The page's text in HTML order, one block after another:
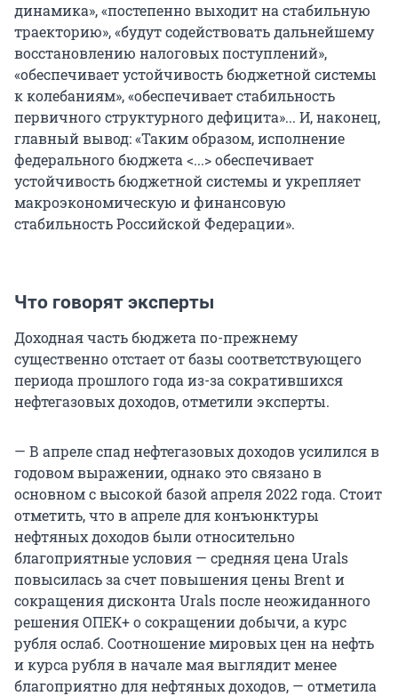
динамика», «постепенно выходит на стабильную
траекторию», «будут содействовать дальнейшему
восстановлению налоговых поступлений»,
«обеспечивает устойчивость бюджетной системы
к колебаниям», «обеспечивает стабильность
первичного структурного дефицита»... И, наконец,
главный вывод: «Таким образом, исполнение
федерального бюджета <...> обеспечивает
устойчивость бюджетной системы и укрепляет
макроэкономическую и финансовую
стабильность Российской Федерации».
Что говорят эксперты
Доходная часть бюджета по-прежнему
существенно отстает от базы соответствующего
периода прошлого года из-за сократившихся
нефтегазовых доходов, отметили эксперты.
— В апреле спад нефтегазовых доходов усилился в
годовом выражении, однако это связано в
основном с высокой базой апреля 2022 года. Стоит
отметить, что в апреле для конъюнктуры
нефтяных доходов были относительно
благоприятные условия — средняя цена Urals
повысилась за счет повышения цены Brent и
сокращения дисконта Urals после неожиданного
решения ОПЕК+ о сокращении добычи, а курс
рубля ослаб. Соотношение мировых цен на нефть
и курса рубля в начале мая выглядит менее
благоприятно для нефтяных доходов, — отметила